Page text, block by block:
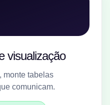
visualização
monte tabelas
comunicam.